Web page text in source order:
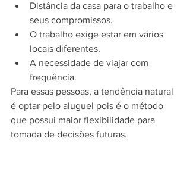
Distância da casa para o trabalho e
seus compromissos.
O trabalho exige estar em vários
locais diferentes.
A necessidade de viajar com
frequência.
Para essas pessoas, a tendência natural
é optar pelo aluguel pois é o método
que possui maior flexibilidade para
tomada de decisões futuras.